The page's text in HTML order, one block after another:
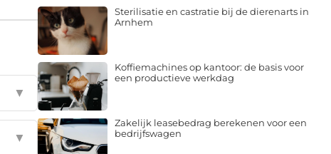
▼
▼
Sterilisatie en castratie bij de dierenarts in
Arnhem
Koffiemachines op kantoor: de basis voor
een productieve werkdag
Zakelijk leasebedrag berekenen voor een
bedrijfswagen